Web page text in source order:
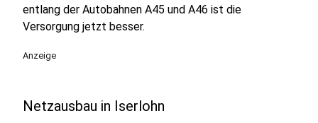
entlang der Autobahnen A45 und A46 ist die
Versorgung jetzt besser.
Anzeige
Netzausbau in Iserlohn